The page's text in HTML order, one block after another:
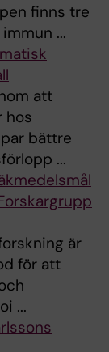
finns tre
...
att
hos
bättre
...
är
för att
...